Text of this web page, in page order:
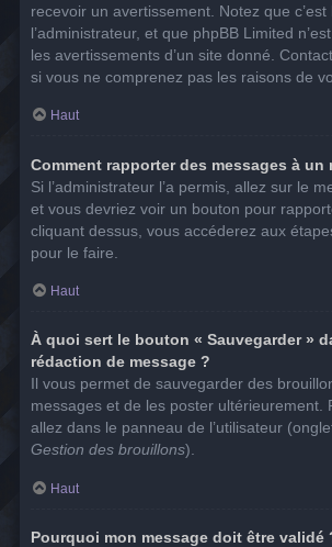
recevoir un avertissement. Notez que c’est
l’administrateur, et que phpBB Limited
les avertissements d’un site donné.
si vous ne comprenez pas les raisons de
Haut
Comment rapporter des messages à un
Si l’administrateur l’a permis, allez sur le
et vous devriez voir un bouton pour
cliquant dessus, vous accéderez aux
pour le faire.
Haut
À quoi sert le bouton « Sauvegarder »
rédaction de message ?
Il vous permet de sauvegarder des
messages et de les poster ultérieurement.
allez dans le panneau de l’utilisateur
Gestion des brouillons).
Haut
Pourquoi mon message doit être validé